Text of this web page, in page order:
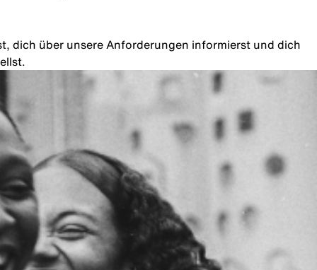
dich über unsere Anforderungen informierst und dich